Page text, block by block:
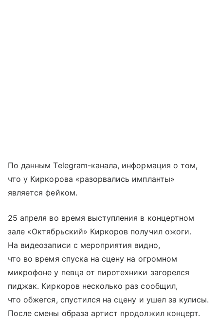
По данным Telegram-канала, информация о том,
что у Киркорова «разорвались импланты»
является фейком.
25 апреля во время выступления в концертном
зале «Октябрьский» Киркоров получил ожоги.
На видеозаписи с мероприятия видно,
что во время спуска на сцену на огромном
микрофоне у певца от пиротехники загорелся
пиджак. Киркоров несколько раз сообщил,
что обжегся, спустился на сцену и ушел за кулисы.
После смены образа артист продолжил концерт.